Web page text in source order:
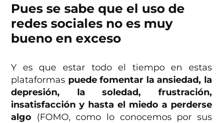
Pues se sabe que el uso de
redes sociales no es muy
bueno en exceso
Y es que estar todo el tiempo en estas
plataformas puede fomentar la ansiedad, la
depresión, la soledad, frustración,
insatisfacción y hasta el miedo a perderse
algo (FOMO, como lo conocemos por sus